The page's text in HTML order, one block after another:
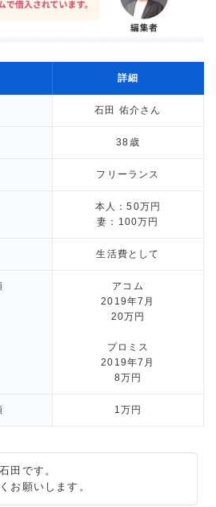
詳細
石田 佑介さん
38歳
フリーランス
本人：50万円
妻：100万円
生活費として
アコム
2019年7月
20万円
プロミス
2019年7月
8万円
1万円
田です。
お願いします。